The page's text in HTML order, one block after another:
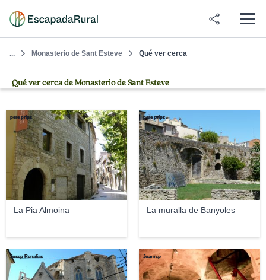
... Monasterio de Sant Esteve Qué ver cerca
Qué ver cerca de Monasterio de Sant Esteve
La Pia Almoina
pere prlpz
La muralla de Banyoles
pere prlpz
Josep Renalias Joanrcp